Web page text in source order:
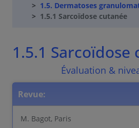
1.5. Dermatoses
1.5.1 Sarcoïdose cutanée
1.5.1
Évaluation &
Revue:
M. Bagot, Paris